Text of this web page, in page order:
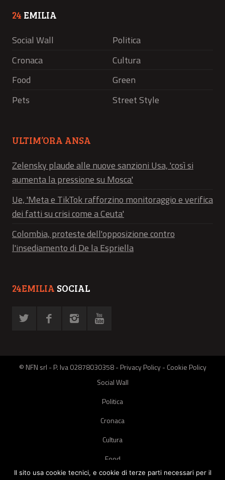
24 EMILIA
Social Wall
Politica
Cronaca
Cultura
Food
Green
Pets
Street Style
ULTIM’ORA ANSA
Zelensky plaude alle nuove sanzioni Usa, 'così si
aumenta la pressione su Mosca'
Ue, 'Meta e TikTok rafforzino monitoraggio e verifica
dei fatti su crisi come a Ceuta'
Colombia, proteste dell'opposizione contro
l'insediamento di De la Espriella
24EMILIA SOCIAL
© NFN srl - P. Iva 02878030358 -Privacy Policy-Cookie Policy
Social Wall
Politica
Cronaca
Cultura
Food
Green
Il sito usa cookie tecnici, e cookie di terze parti necessari per il